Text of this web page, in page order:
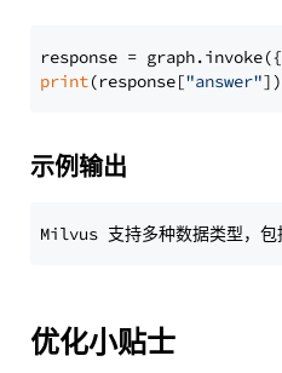
response = graph.invoke({
print(response["answer"
示例输出
优化小贴士